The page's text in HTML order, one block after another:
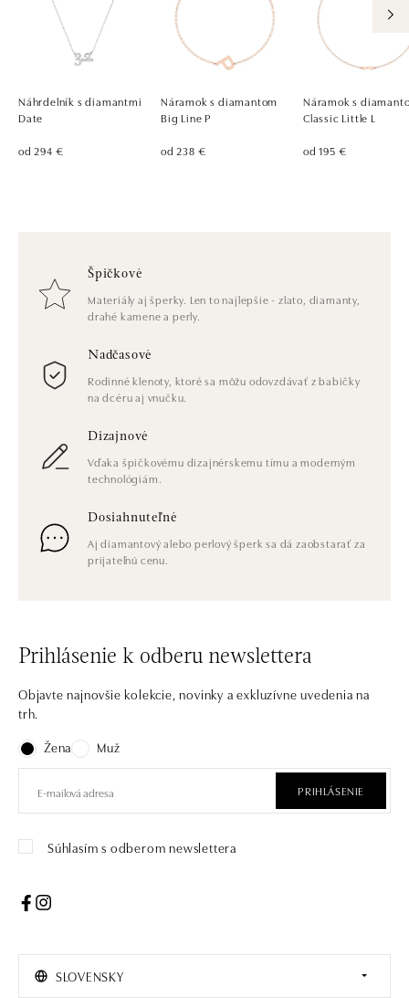
Náhrdelník s diamantmi
Date
od 294 €
Náramok s diamantom
Big Line P
od 238 €
Náramok s
Classic Little L
od 195 €
Špičkové
Materiály aj šperky. Len to najlepšie - zlato, diamanty,
drahé kamene a perly.
Nadčasové
Rodinné klenoty, ktoré sa môžu odovzdávať z babičky
na dcéru aj vnučku.
Dizajnové
Vďaka špičkovému dizajnérskemu tímu a moderným
technológiám.
Dosiahnuteľné
Aj diamantový alebo perlový šperk sa dá zaobstarať za
prijateľnú cenu.
Prihlásenie k odberu newslettera
Objavte najnovšie kolekcie, novinky a exkluzívne uvedenia na
trh.
Žena
Muž
PRIHLÁSENIE
Súhlasím s odberom newslettera
SLOVENSKY